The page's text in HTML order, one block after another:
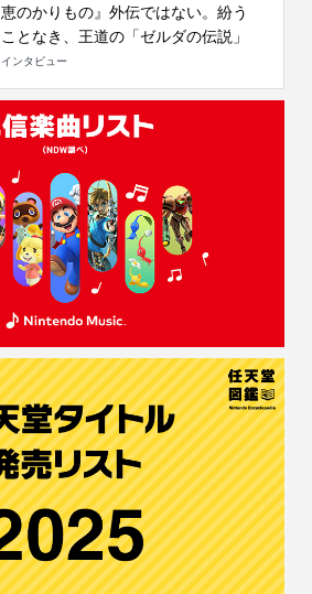
恵のかりもの』外伝ではない。紛う
ことなき、王道の「ゼルダの伝説」
インタビュー